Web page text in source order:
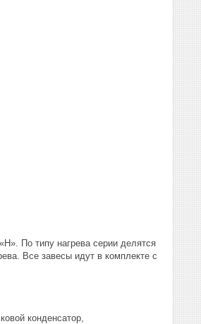
По типу нагрева серии делятся
Все завесы идут в комплекте с
конденсатор,